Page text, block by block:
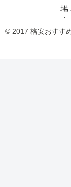
© 2017 格安おすす